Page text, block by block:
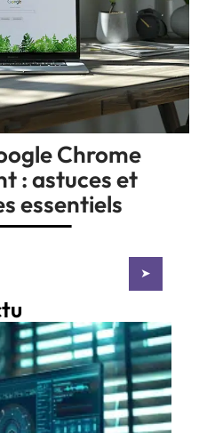
Chrome
: astuces et
essentiels